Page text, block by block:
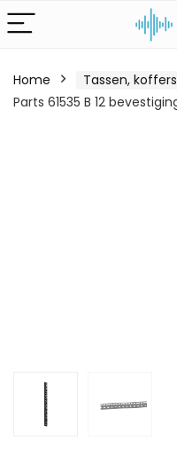
Home Tassen,
Parts 61535 B 12